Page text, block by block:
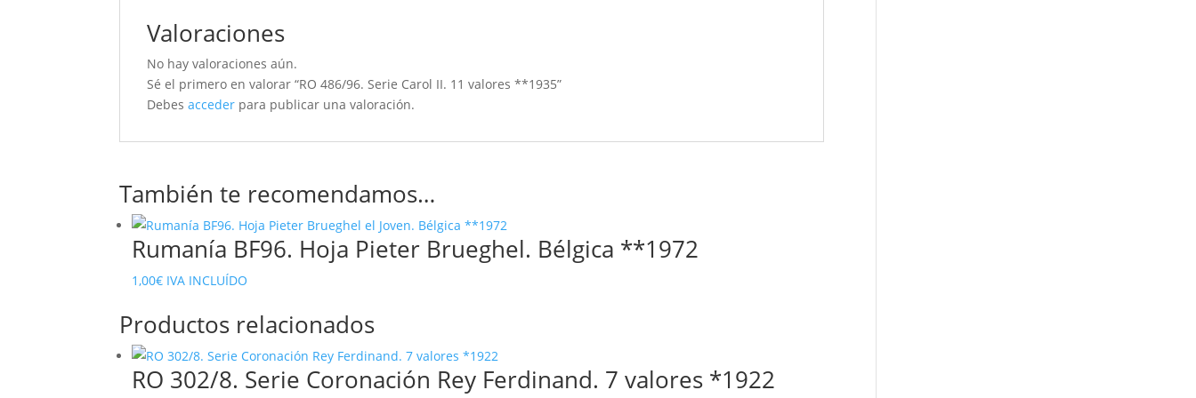
Valoraciones
No hay valoraciones aún.
Sé el primero en valorar “RO 486/96. Serie Carol II. 11 valores **1935”
Debesacceder para publicar una valoración.
También te recomendamos…
Rumanía BF96. Hoja Pieter Brueghel. Bélgica **1972
1,00€ IVA INCLUÍDO
Productos relacionados
RO 302/8. Serie Coronación Rey Ferdinand. 7 valores *1922